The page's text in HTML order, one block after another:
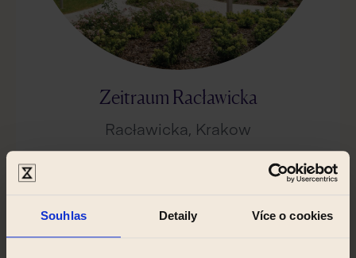
Souhlas Detaily Více o cookies
Zeitraum Racławicka
Racławicka, Krakow